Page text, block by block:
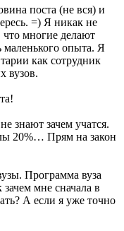
поста (не вся) и
=) Я никак не
что многие делают
маленького опыта. Я
как сотрудник
вузов.
знают зачем учатся.
20%… Прям на закон
Программа вуза
мне сначала в
А если я уже точно